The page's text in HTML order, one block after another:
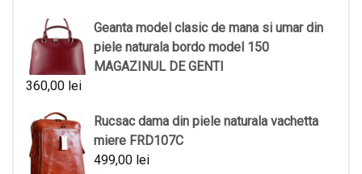
Geanta model clasic de mana si umar din
piele naturala bordo model 150
MAGAZINUL DE GENTI
360,00 lei
Rucsac dama din piele naturala vachetta
miere FRD107C
499,00 lei